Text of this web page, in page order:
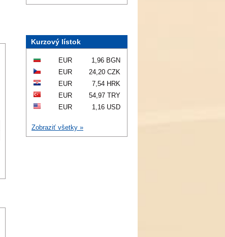
Kurzový lístok
EUR
1,96 BGN
EUR
24,20 CZK
EUR
7,54 HRK
EUR
54,97 TRY
EUR
1,16 USD
Zobraziť všetky »